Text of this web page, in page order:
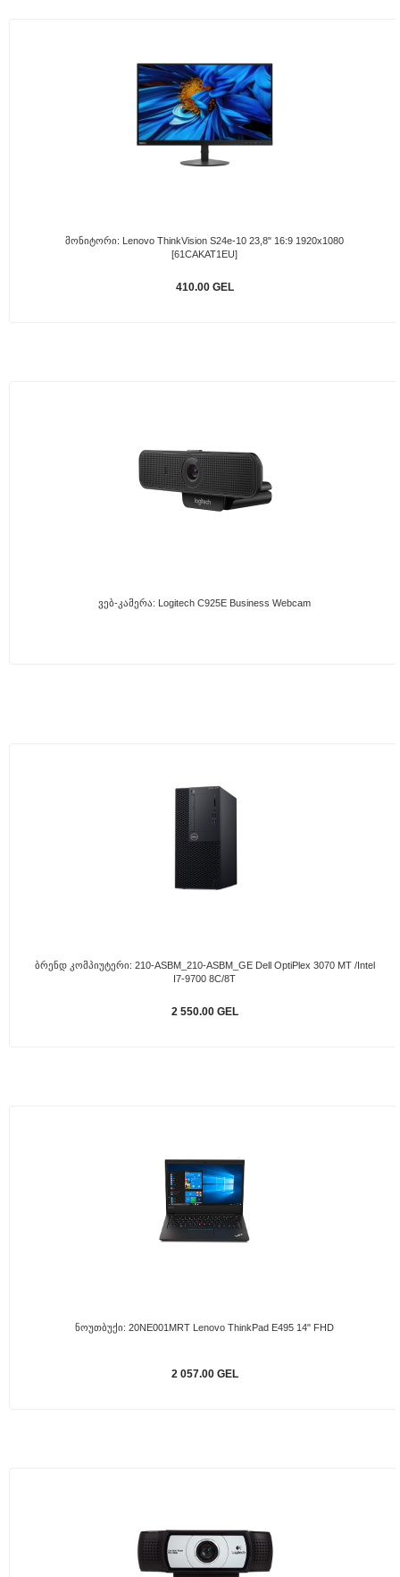
Მონიტორი: Lenovo ThinkVision S24e-10 23,8" 16:9 1920x1080
[61CAKAT1EU]
410.00 GEL
Ვებ-Კამერა: Logitech C925E Business Webcam
Ბრენდ Კომპიუტერი: 210-ASBM_210-ASBM_GE Dell OptiPlex 3070 MT /Intel
I7-9700 8C/8T
2 550.00 GEL
Ნოუთბუქი: 20NE001MRT Lenovo ThinkPad E495 14" FHD
2 057.00 GEL